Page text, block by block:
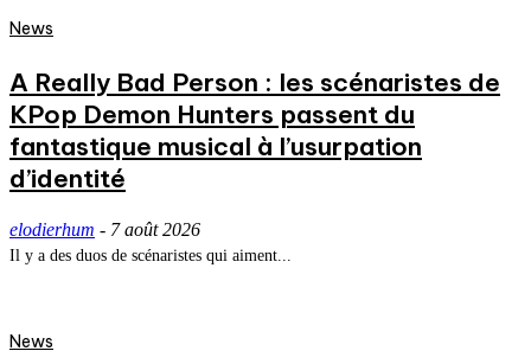
News
A Really Bad Person : les scénaristes de
KPop Demon Hunters passent du
fantastique musical à l’usurpation
d’identité
elodierhum - 7 août 2026
Il y a des duos de scénaristes qui aiment...
News